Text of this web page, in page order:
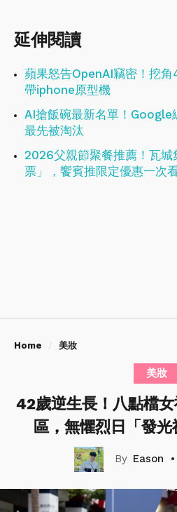
延伸閱讀
蘋果怒告OpenAI竊密！挖
帶iphone原型機
AI搶飯碗最新名單！Google
最先被淘汰
2026父親節聚餐推薦！瓦城
票」，饗賓推限定優惠一次
Home 美妝
美妝
42歲逆生長！八點檔
區，無懼烈日「發
Eason